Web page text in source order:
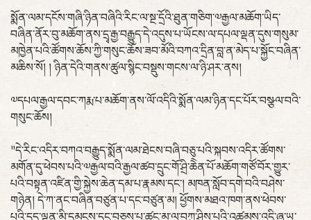
སྨོན་ལམ་དངོས་གཞི་ཉིན་བཞིའི་རིང་ལ་སྔ་དྲོའི་ཐུན་གཅིག་༧རྒྱལ་མཆོག་ཡིད་
བཞིན་ནོར་བུ་མཆོག་ནས་དྲྭ་རྒྱ་བརྒྱུད་དེ་འདུས་པ་ཡོངས་ལ་དཔལ་ལྡན་དུས་གསུམ་
མཁྱེན་པའི་ཚོགས་ཆོས་ཀྱི་གསུང་ཆོས་ཟབ་མོའི་བཀའ་དྲིན་བླ་ན་མེད་པ་སྐྱོང་བཞིན་
མཆིས་སོ། ། ཉིན་དེའི་གནས་ཚུལ་སྙིང་བསྡུས་གངས་ལ་ཉི་ཤར་ནས།
༧དཔལ་རྒྱལ་དབང་ཀརྨ་པ་མཆོག་ནས་ལོ་འདིའི་སྨོན་ལམ་ཉིན་དང་པོར་བསྩལ་བའི་
གསུང་ཆོས།
"དེ་རིང་འདིར་བཀའ་བརྒྱུད་སྨོན་ལམ་ཐེངས་བཞི་བཅུ་པའི་སྐབས་འདིར་ཚོགས་
མགོན་དུ་ཕེབས་པའི་༧རྒྱལ་བའི་རྒྱལ་ཚབ་དྲུང་གོ་ཤྲི་ཆེེན་པོ་མཆོག་གཙོ་བོར་གྱུར་
པའི་བསྟན་འཛིན་གྱི་སྐྱེས་ཆེན་དམ་པ་རྣམས་དང་། མཁན་སློབ་དགེ་བའི་བཤེས་
གཉེན། དེ་ཀ་ནང་བཞིན་བཙུན་པ་དང་བཙུན་མ། ཕྱོགས་མཐའ་ཁག་ནས་ཕེབས་